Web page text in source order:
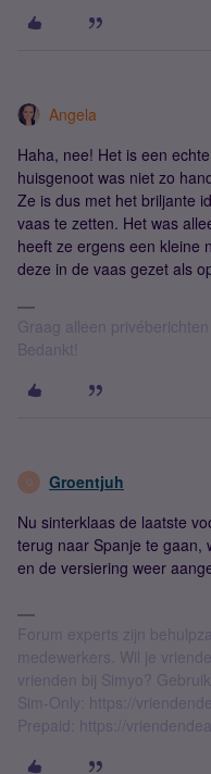
Angela
Haha, nee! Het is een
huisgenoot was niet zo
Ze is dus met het briljante
vaas te zetten. Het was
heeft ze ergens een kleine
deze in de vaas gezet als
Graag alleen
Bedankt!
G Groentjuh
Nu sinterklaas de laatste
terug naar Spanje te gaan,
en de versiering weer
Forum experts zijn
medewerkers. Wil je
vrienden bij Simyo?
Sim-Only: https://
Prepaid: https://